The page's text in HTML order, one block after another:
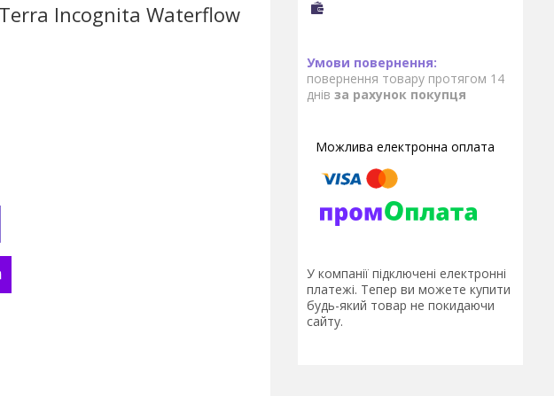
Incognita Waterflow
повернення товару протягом 14
днів за рахунок покупця
У компанії підключені електронні
платежі. Тепер ви можете купити
будь-який товар не покидаючи
сайту.